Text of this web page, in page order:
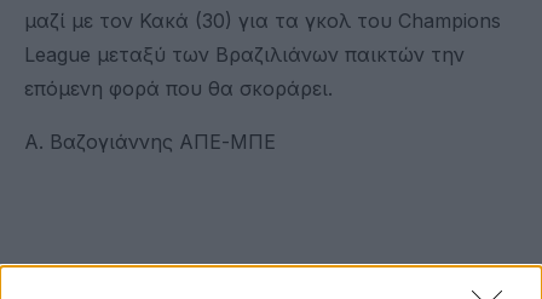
μαζί με τον Κακά (30) για τα γκολ του Champions
League μεταξύ των Βραζιλιάνων παικτών την
επόμενη φορά που θα σκοράρει.
A. Bαζογιάννης ΑΠΕ-ΜΠΕ